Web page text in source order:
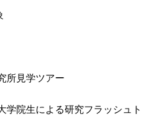
所見学ツアー
学院生による研究フラッシュト